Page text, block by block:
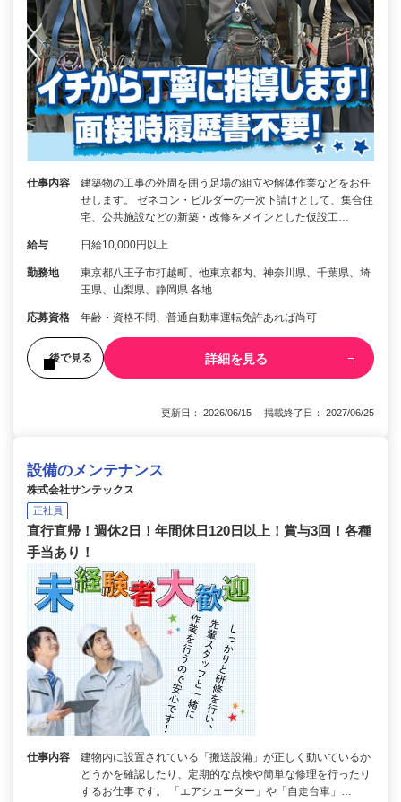
仕事内容
建築物の工事の外周を囲う足場の組立や解体作業などをお任
せします。 ゼネコン・ビルダーの一次下請けとして、集合住
宅、公共施設などの新築・改修をメインとした仮設工…
給与 日給10,000円以上
勤務地
東京都八王子市打越町、他東京都内、神奈川県、千葉県、埼
玉県、山梨県、静岡県 各地
応募資格 年齢・資格不問、普通自動車運転免許あれば尚可
後で見る 詳細を見る
更新日： 2026/06/15 掲載終了日： 2027/06/25
設備のメンテナンス
株式会社サンテックス
正社員
直行直帰！週休2日！年間休日120日以上！賞与3回！各種
手当あり！
仕事内容
建物内に設置されている「搬送設備」が正しく動いているか
どうかを確認したり、定期的な点検や簡単な修理を行ったり
するお仕事です。 「エアシューター」や「自走台車」…